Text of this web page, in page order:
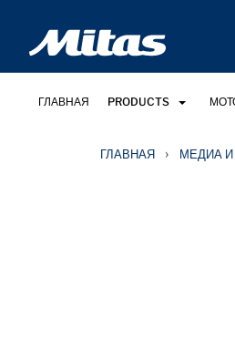
ГЛАВНАЯ PRODUCTS
ГЛАВНАЯ › МЕДИА